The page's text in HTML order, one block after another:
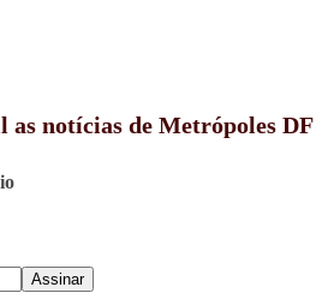
as notícias de Metrópoles DF
Assinar